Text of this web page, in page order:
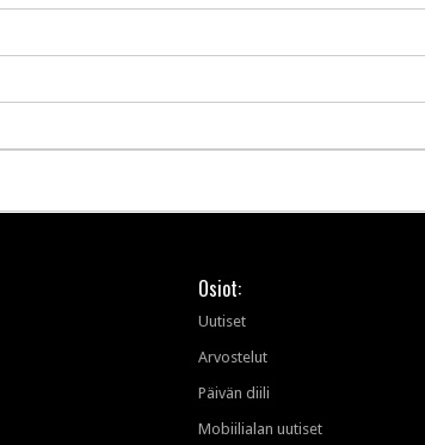
Osiot:
Uutiset
Arvostelut
Päivän diili
Mobiilialan uutiset